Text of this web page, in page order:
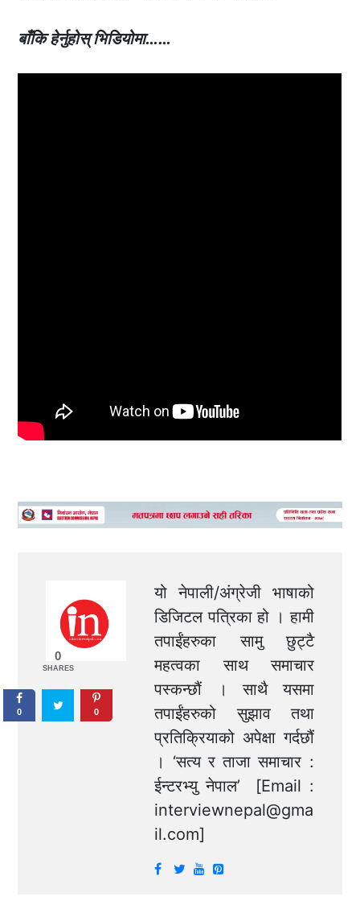
बाँकि हेर्नुहोस् भिडियोमा……
यो नेपाली/अंग्रेजी भाषाको
डिजिटल पत्रिका हो । हामी
तपाईंहरुका सामु छुट्टै
महत्वका साथ समाचार
पस्कन्छौं । साथै यसमा
तपाईंहरुको सुझाव तथा
प्रतिक्रियाको अपेक्षा गर्दछौं
। ‘सत्य र ताजा समाचार :
ईन्टरभ्यु नेपाल’ [Email :
interviewnepal@gma
il.com]
0
SHARES
0 0